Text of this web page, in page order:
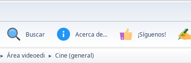
Buscar Acerca de... ¡Síguenos!
► Área videoedi ► Cine (general)